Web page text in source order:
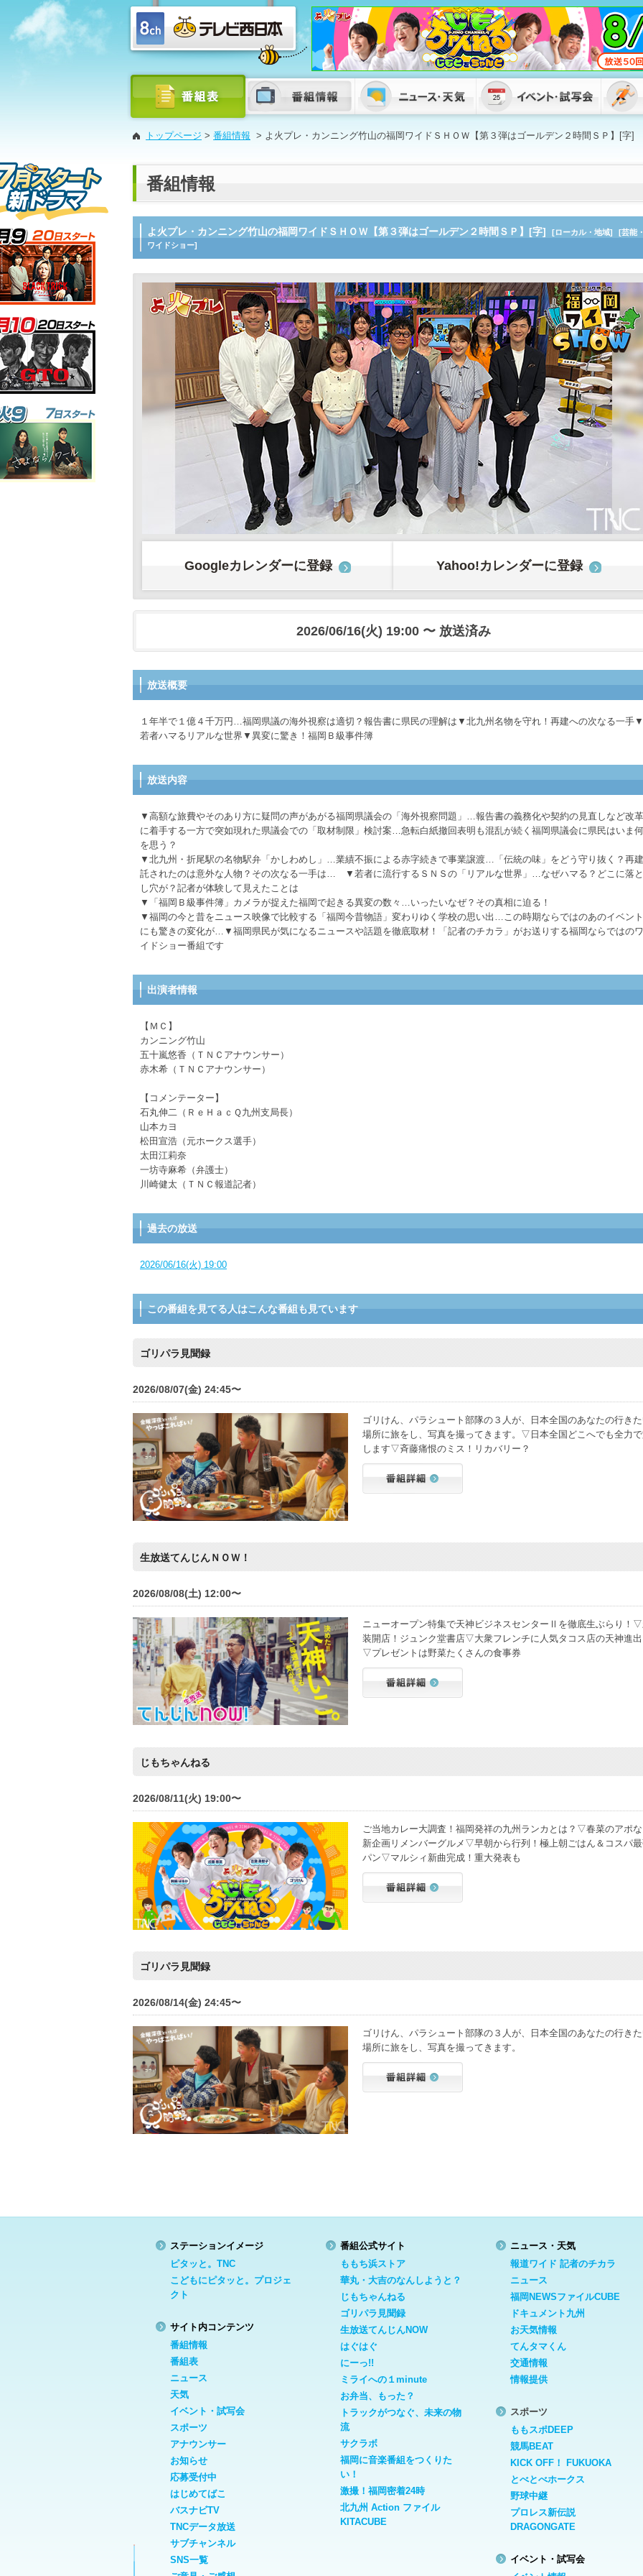
トップページ > 番組情報 > よ火プレ・カンニング竹山の福岡ワイドＳＨＯＷ【第３弾はゴールデン２時間ＳＰ】[字]
番組情報
よ火プレ・カンニング竹山の福岡ワイドＳＨＯＷ【第３弾はゴールデン２時間ＳＰ】[字] [ローカル・地域]
[芸能・
ワイドショー]
Googleカレンダーに登録 Yahoo!カレンダーに登録
2026/06/16(火) 19:00 〜 放送済み
放送概要
１年半で１億４千万円…福岡県議の海外視察は適切？報告書に県民の理解は▼北九州名物を守れ！再建への次なる一手▼
若者ハマるリアルな世界▼異変に驚き！福岡Ｂ級事件簿
放送内容
▼高額な旅費やそのあり方に疑問の声があがる福岡県議会の「海外視察問題」…報告書の義務化や契約の見直しなど改革
に着手する一方で突如現れた県議会での「取材制限」検討案…急転白紙撤回表明も混乱が続く福岡県議会に県民はいま何
を思う？
▼北九州・折尾駅の名物駅弁「かしわめし」…業績不振による赤字続きで事業譲渡…「伝統の味」をどう守り抜く？再建
託されたのは意外な人物？その次なる一手は… ▼若者に流行するＳＮＳの「リアルな世界」…なぜハマる？どこに落と
し穴が？記者が体験して見えたことは
▼「福岡Ｂ級事件簿」カメラが捉えた福岡で起きる異変の数々…いったいなぜ？その真相に迫る！
▼福岡の今と昔をニュース映像で比較する「福岡今昔物語」変わりゆく学校の思い出…この時期ならではのあのイベント
にも驚きの変化が…▼福岡県民が気になるニュースや話題を徹底取材！「記者のチカラ」がお送りする福岡ならではのワ
イドショー番組です
出演者情報
【ＭＣ】
カンニング竹山
五十嵐悠香（ＴＮＣアナウンサー）
赤木希（ＴＮＣアナウンサー）
【コメンテーター】
石丸伸二（ＲｅＨａｃＱ九州支局長）
山本カヨ
松田宣浩（元ホークス選手）
太田江莉奈
一坊寺麻希（弁護士）
川崎健太（ＴＮＣ報道記者）
過去の放送
2026/06/16(火) 19:00
この番組を見てる人はこんな番組も見ています
ゴリパラ見聞録
2026/08/07(金) 24:45〜
ゴリけん、パラシュート部隊の３人が、日本全国のあなたの行き
場所に旅をし、写真を撮ってきます。▽日本全国どこへでも全力
します▽斉藤痛恨のミス！リカバリー？
生放送てんじんＮＯＷ！
2026/08/08(土) 12:00〜
ニューオープン特集で天神ビジネスセンターⅡを徹底生ぶらり！
装開店！ジュンク堂書店▽大衆フレンチに人気タコス店の天神進出
▽プレゼントは野菜たくさんの食事券
じもちゃんねる
2026/08/11(火) 19:00〜
ご当地カレー大調査！福岡発祥の九州ランカとは？▽春菜のアポな
新企画リメンバーグルメ▽早朝から行列！極上朝ごはん＆コスパ
パン▽マルシィ新曲完成！重大発表も
ゴリパラ見聞録
2026/08/14(金) 24:45〜
ゴリけん、パラシュート部隊の３人が、日本全国のあなたの行き
場所に旅をし、写真を撮ってきます。
ステーションイメージ
ピタッと。TNC
こどもにピタッと。プロジェ
クト
サイト内コンテンツ
番組情報
番組表
ニュース
天気
イベント・試写会
スポーツ
アナウンサー
お知らせ
応募受付中
はじめてばこ
バスナビTV
TNCデータ放送
サブチャンネル
SNS一覧
番組公式サイト
ももち浜ストア
華丸・大吉のなんしようと？
じもちゃんねる
ゴリパラ見聞録
生放送てんじんNOW
はぐはぐ
にーっ!!
ミライへの１minute
お弁当、もった？
トラックがつなぐ、未来の物
流
サクラボ
福岡に音楽番組をつくりた
い！
激撮！福岡密着24時
北九州 Action ファイル
KITACUBE
ニュース・天気
報道ワイド 記者のチカラ
ニュース
福岡NEWSファイルCUBE
ドキュメント九州
お天気情報
てんタマくん
交通情報
情報提供
スポーツ
ももスポDEEP
競馬BEAT
KICK OFF！ FUKUOKA
とべとべホークス
野球中継
プロレス新伝説
DRAGONGATE
イベント・試写会